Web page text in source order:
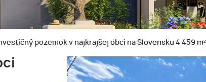
pozemok v najkrajšej obci na Slovensku 4 459 m²